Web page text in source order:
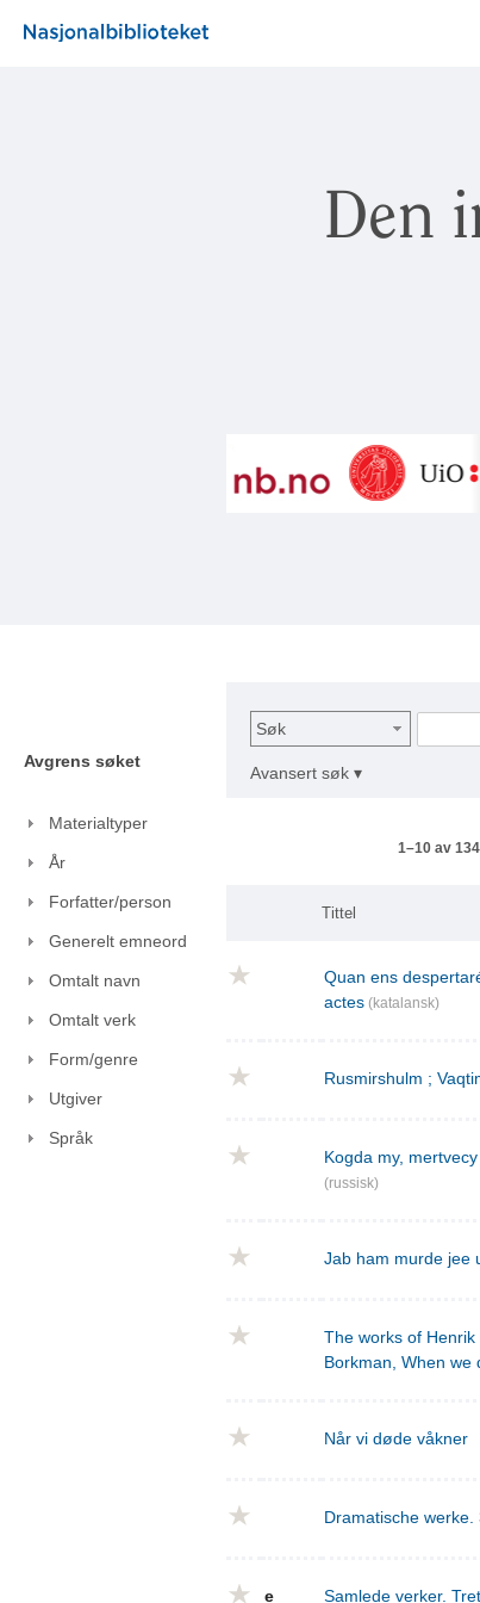
Den
Avgrens søket
Materialtyper
År
Forfatter/person
Generelt emneord
Omtalt navn
Omtalt verk
Form/genre
Utgiver
Språk
Søk
Avansert søk ▾
1–10 av 134
Tittel
Quan ens
actes (katalansk)
Rusmirshulm ;
Kogda my,
(russisk)
Jab ham murde jee
The works of
Borkman, When we
Når vi døde våkner
Dramatische werke.
e Samlede verker.